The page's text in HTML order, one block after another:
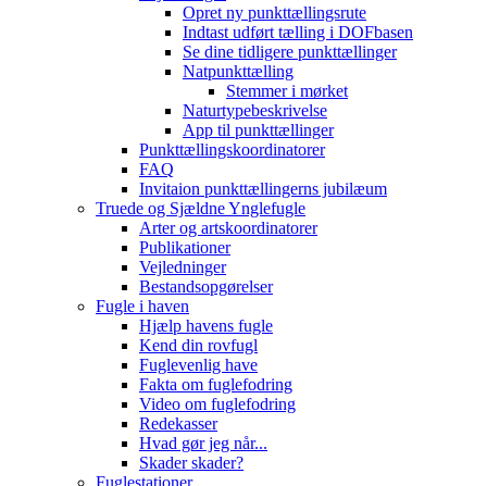
Opret ny punkttællingsrute
Indtast udført tælling i DOFbasen
Se dine tidligere punkttællinger
Natpunkttælling
Stemmer i mørket
Naturtypebeskrivelse
App til punkttællinger
Punkttællingskoordinatorer
FAQ
Invitaion punkttællingerns jubilæum
Truede og Sjældne Ynglefugle
Arter og artskoordinatorer
Publikationer
Vejledninger
Bestandsopgørelser
Fugle i haven
Hjælp havens fugle
Kend din rovfugl
Fuglevenlig have
Fakta om fuglefodring
Video om fuglefodring
Redekasser
Hvad gør jeg når...
Skader skader?
Fuglestationer